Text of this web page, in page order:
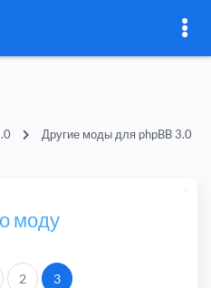
Другие моды для phpBB 3.0
моду
2 3